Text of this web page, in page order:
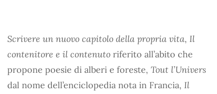
Scrivere un nuovo capitolo della propria vita, Il
contenitore e il contenuto riferito all’abito che
propone poesie di alberi e foreste, Tout l’Univers
dal nome dell’enciclopedia nota in Francia, Il